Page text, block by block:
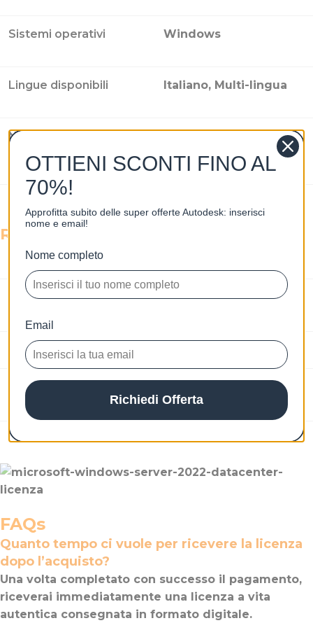
Sistemi operativi Windows
Lingue disponibili Italiano, Multi-lingua
Numero di
Valida per 2 utente |
Requisiti
RAM
Processore a 64 bit da 1,4
S.O. Compatibile Windows 10, Windows 11
Lingue
disponibili
Italiano, Multi-lingua
FAQs
Quanto tempo ci vuole per ricevere la licenza
dopo l’acquisto?
Una volta completato con successo il pagamento,
riceverai immediatamente una licenza a vita
autentica consegnata in formato digitale.
OTTIENI SCONTI FINO AL
70%!
Approfitta subito delle super offerte Autodesk: inserisci
nome e email!
Nome completo
Email
Richiedi Offerta